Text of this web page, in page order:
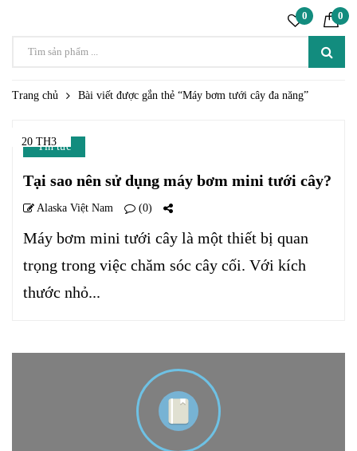
0 0
Trang chủ Bài viết được gắn thẻ “Máy bơm tưới cây đa năng”
20 TH3
Tin tức
Tại sao nên sử dụng máy bơm mini tưới cây?
Alaska Việt Nam (0)
Máy bơm mini tưới cây là một thiết bị quan
trọng trong việc chăm sóc cây cối. Với kích
thước nhỏ...